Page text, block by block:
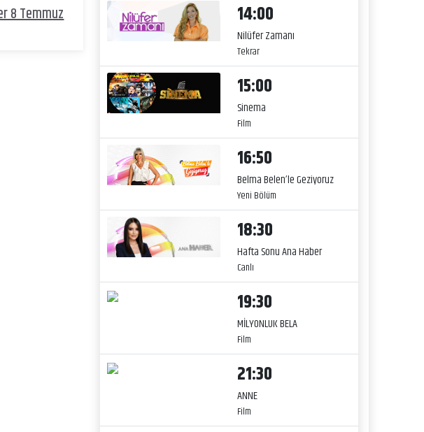
8 Temmuz 14:00
Nilüfer Zamanı
Tekrar
15:00
Sinema
Film
16:50
Belma Belen’le Geziyoruz
Yeni Bölüm
18:30
Hafta Sonu Ana Haber
Canlı
19:30
MİLYONLUK BELA
Film
21:30
ANNE
Film